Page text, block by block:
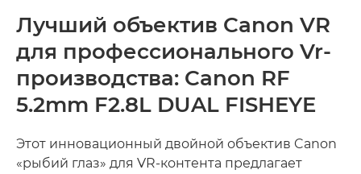
Лучший объектив Canon VR
для профессионального Vr-
производства: Canon RF
5.2mm F2.8L DUAL FISHEYE
Этот инновационный двойной объектив Canon
«рыбий глаз» для VR-контента предлагает